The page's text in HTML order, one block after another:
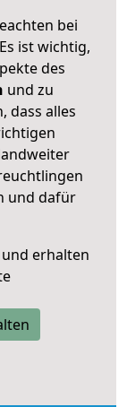
bei
ist wichtig,
des
und zu
dass alles
und dafür
erhalten